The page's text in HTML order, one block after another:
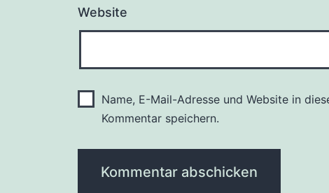
Website
Name, E-Mail-Adresse und Website in
Kommentar speichern.